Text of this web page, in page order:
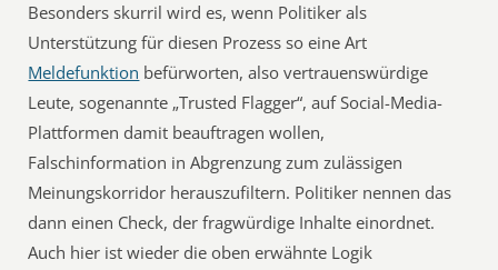
Besonders skurril wird es, wenn Politiker als
Unterstützung für diesen Prozess so eine Art
Meldefunktion befürworten, also vertrauenswürdige
Leute, sogenannte „Trusted Flagger“, auf Social-Media-
Plattformen damit beauftragen wollen,
Falschinformation in Abgrenzung zum zulässigen
Meinungskorridor herauszufiltern. Politiker nennen das
dann einen Check, der fragwürdige Inhalte einordnet.
Auch hier ist wieder die oben erwähnte Logik